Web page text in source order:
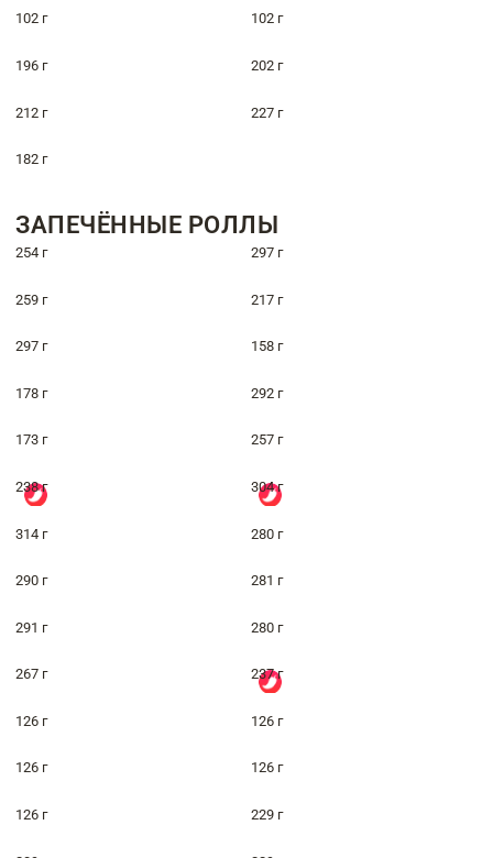
102 г 102 г
196 г 202 г
212 г 227 г
182 г
ЗАПЕЧЁННЫЕ РОЛЛЫ
254 г 297 г
259 г 217 г
297 г 158 г
178 г 292 г
173 г 257 г
238 г 304 г
314 г 280 г
290 г 281 г
291 г 280 г
267 г 237 г
126 г 126 г
126 г 126 г
126 г 229 г